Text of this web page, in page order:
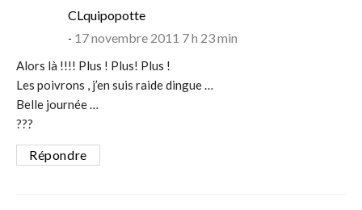
CLquipopottesays:
17 novembre 2011 7 h 23 min
Alors là !!!! Plus ! Plus! Plus !
Les poivrons , j’en suis raide dingue …
Belle journée …
???
Répondre